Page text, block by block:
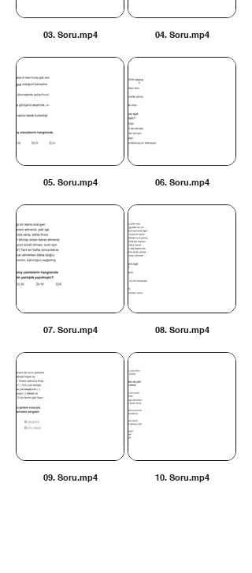
03. Soru.mp4 04. Soru.mp4
05. Soru.mp4 06. Soru.mp4
07. Soru.mp4 08. Soru.mp4
09. Soru.mp4 10. Soru.mp4